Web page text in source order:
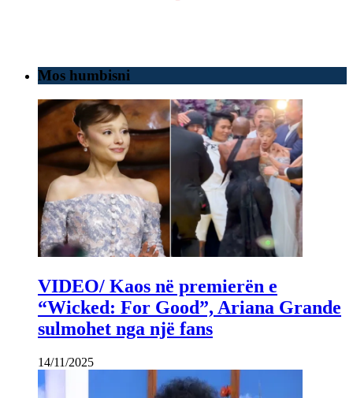
Mos humbisni
VIDEO/ Kaos në premierën e
“Wicked: For Good”, Ariana Grande
sulmohet nga një fans
14/11/2025